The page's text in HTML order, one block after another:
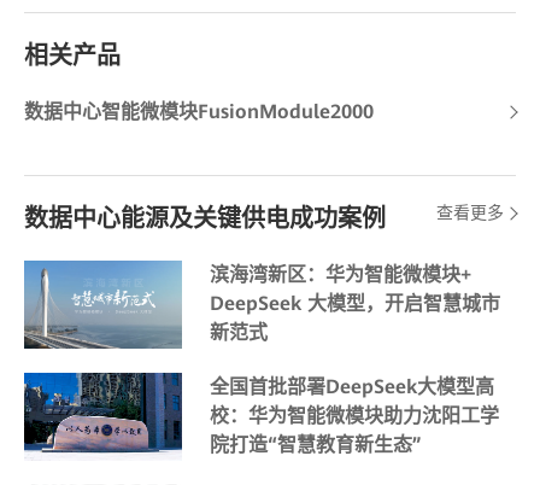
相关产品
数据中心智能微模块FusionModule2000
数据中心能源及关键供电成功案例 查看更多
滨海湾新区：华为智能微模块+
DeepSeek 大模型，开启智慧城市
新范式
全国首批部署DeepSeek大模型高
校：华为智能微模块助力沈阳工学
院打造“智慧教育新生态”